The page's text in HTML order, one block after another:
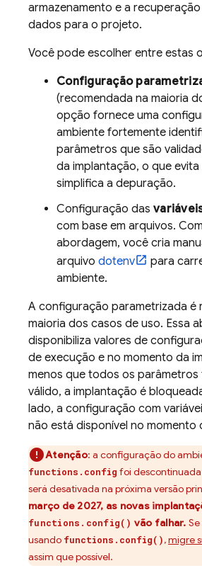
armazenamento e a
dados para o projeto.
Você pode escolher entre estas
Configuração
(recomendada na maioria
opção fornece uma
ambiente fortemente
parâmetros que são
da implantação, o que
simplifica a depuração.
Configuração das
com base em arquivos.
abordagem, você cria
arquivo dotenv
para
ambiente.
A configuração parametrizada é
maioria dos casos de uso. Essa
disponibiliza valores de
de execução e no momento da
menos que todos os parâmetros
válido, a implantação é
lado, a configuração com
não está disponível no momento
Atenção: a configuração do
functions.config foi
será desativada na próxima versão
março de 2027, as novas
functions.config() vão falhar.
usando functions.config(),migre
assim que possível.